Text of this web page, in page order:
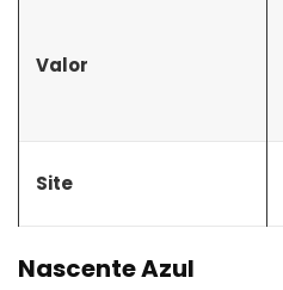
Valor
Site
Nascente Azul